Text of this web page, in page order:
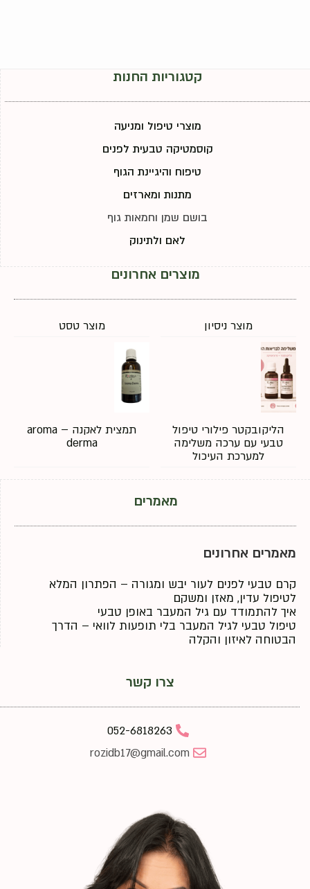
קטגוריות החנות
מוצרי טיפול ומניעה
קוסמטיקה טבעית לפנים
טיפוח והיגיינת הגוף
מתנות ומארזים
בושם שמן וחמאות גוף
לאם ולתינוק
מוצרים אחרונים
מוצר ניסיון מוצר טסט
הליקובקטר פילורי טיפול
טבעי עם ערכה משלימה
למערכת העיכול
תמצית לאקנה – aroma
derma
מאמרים
מאמרים אחרונים
קרם טבעי לפנים לעור יבש ומגורה – הפתרון המלא
לטיפול עדין, מאזן ומשקם
איך להתמודד עם גיל המעבר באופן טבעי
טיפול טבעי לגיל המעבר בלי תופעות לוואי – הדרך
הבטוחה לאיזון והקלה
צרו קשר
052-6818263
rozidb17@gmail.com